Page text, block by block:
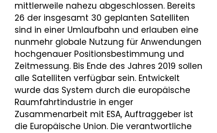
mittlerweile nahezu abgeschlossen. Bereits
26 der insgesamt 30 geplanten Satelliten
sind in einer Umlaufbahn und erlauben eine
nunmehr globale Nutzung für Anwendungen
hochgenauer Positionsbestimmung und
Zeitmessung. Bis Ende des Jahres 2019 sollen
alle Satelliten verfügbar sein. Entwickelt
wurde das System durch die europäische
Raumfahrtindustrie in enger
Zusammenarbeit mit ESA, Auftraggeber ist
die Europäische Union. Die verantwortliche